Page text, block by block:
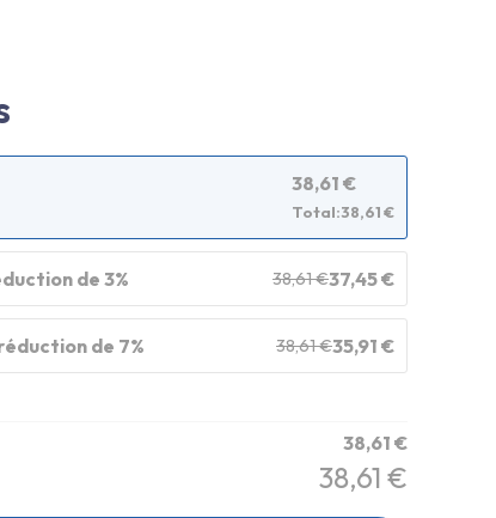
38,61 €
Total:38,61€
de 3% 38,61€37,45€
de 7% 38,61€35,91 €
38,61 €
38,61 €